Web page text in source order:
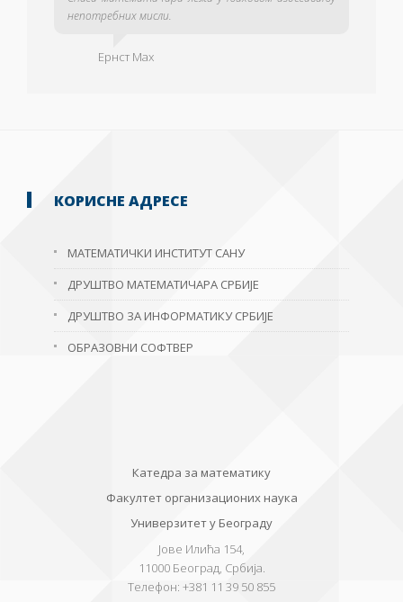
непотребних мисли.
Ернст Мах
КОРИСНЕ АДРЕСЕ
МАТЕМАТИЧКИ ИНСТИТУТ САНУ
ДРУШТВО МАТЕМАТИЧАРА СРБИЈЕ
ДРУШТВО ЗА ИНФОРМАТИКУ СРБИЈЕ
ОБРАЗОВНИ СОФТВЕР
Катедра за математику
Факултет организационих наука
Универзитет у Београду
Јове Илића 154,
11000 Београд, Србија.
Телефон: +381 11 39 50 855